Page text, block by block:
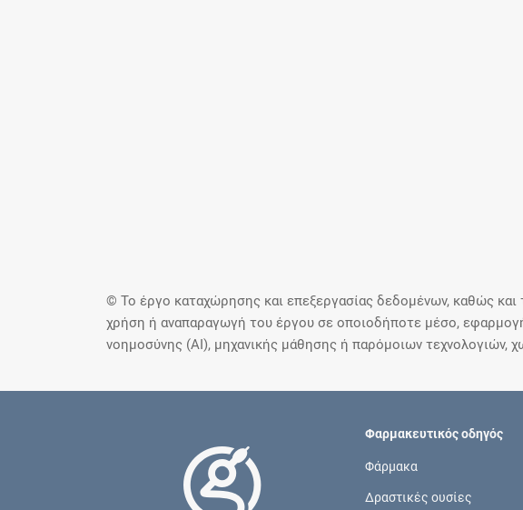
© Το έργο καταχώρησης και επεξεργασίας δεδομένων, καθώς και
χρήση ή αναπαραγωγή του έργου σε οποιοδήποτε μέσο,
νοημοσύνης (AI), μηχανικής μάθησης ή παρόμοιων τεχνολογιών,
Φαρμακευτικός οδηγός
Φάρμακα
Δραστικές ουσίες